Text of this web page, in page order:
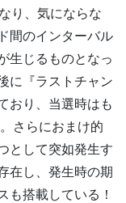
り、気にならな
間のインターバル
生じるものとなっ
に『ラストチャン
おり、当選時はも
さらにおまけ的
として突如発生す
在し、発生時の期
も搭載している！